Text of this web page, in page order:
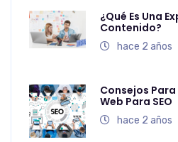
¿Qué Es Una
Contenido?
hace 2 años
Consejos
Web Para SEO
hace 2 años